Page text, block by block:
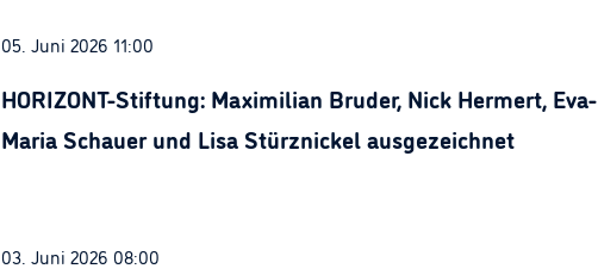
05. Juni 2026 11:00
HORIZONT-Stiftung: Maximilian Bruder, Nick Hermert, Eva-
Maria Schauer und Lisa Stürznickel ausgezeichnet
03. Juni 2026 08:00